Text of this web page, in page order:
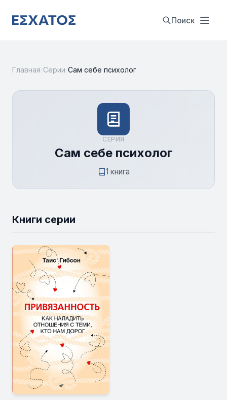
Поиск
Главная Серии Сам себе психолог
СЕРИЯ
Сам себе психолог
1 книга
Книги серии